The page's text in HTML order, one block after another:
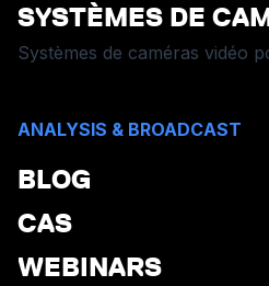
SYSTÈMES DE
Systèmes de caméras vidéo
ANALYSIS & BROADCAST
BLOG
CAS
WEBINARS